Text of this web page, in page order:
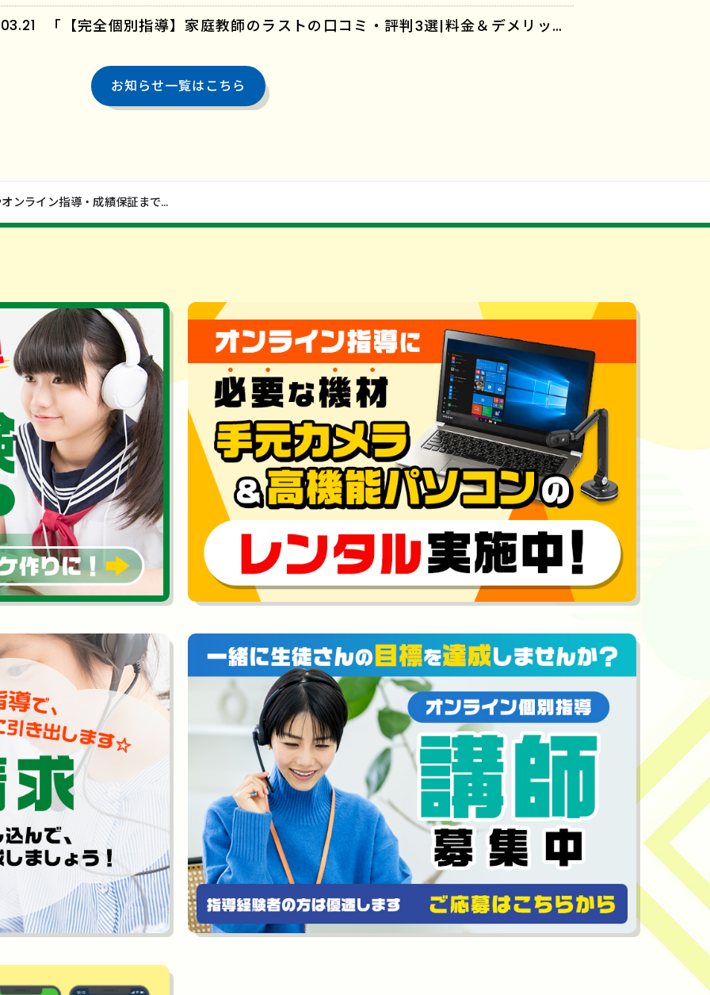
「【完全個別指導】家庭教師のラストの口コミ・評判3選|料金＆デメリットも解説」に「家庭教師のラスト」が紹介されました。
お知らせ一覧はこちら
「家庭教師のラストの口コミ評判は？料金やオンライン指導・成績保証まで解説」に「家庭教師のラスト」が紹介されました！